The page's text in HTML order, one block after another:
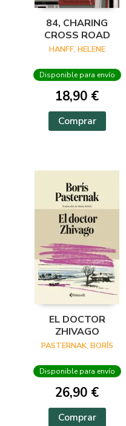
84, CHARING
CROSS ROAD
HANFF, HELENE
Disponible para envío
18,90 €
Comprar
EL DOCTOR
ZHIVAGO
PASTERNAK, BORÍS
Disponible para envío
26,90 €
Comprar